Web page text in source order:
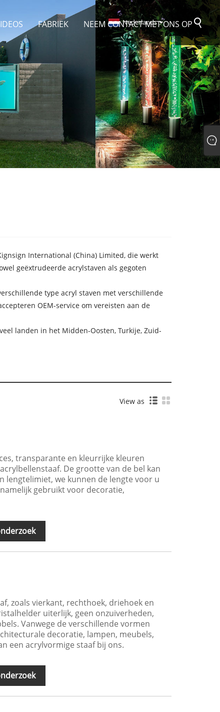
FABRIEK NEEM CONTACT MET ONS OP
Nederlands
International (China) Limited, die werkt
geëxtrudeerde acrylstaven als gegoten
type acryl staven met verschillende
OEM-service om vereisten aan de
landen in het Midden-Oosten, Turkije, Zuid-
View as
transparante en kleurrijke kleuren
De grootte van de bel kan
lengtelimiet, we kunnen de lengte voor u
gebruikt voor decoratie,
zoals vierkant, rechthoek, driehoek en
uiterlijk, geen onzuiverheden,
Vanwege de verschillende vormen
decoratie, lampen, meubels,
een acrylvormige staaf bij ons.